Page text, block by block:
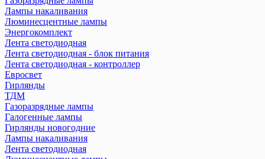
Лампы накаливания
Люминесцентные лампы
Энергокомплект
Лента светодиодная
Лента светодиодная - блок питания
Лента светодиодная - контроллер
Евросвет
Гирлянды
ТДМ
Газоразрядные лампы
Галогенные лампы
Гирлянды новогодние
Лампы накаливания
Лента светодиодная